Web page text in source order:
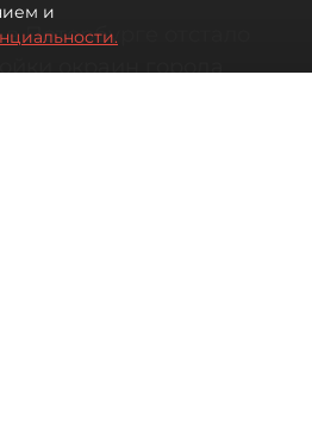
Петербурге отстало
окраин города
и